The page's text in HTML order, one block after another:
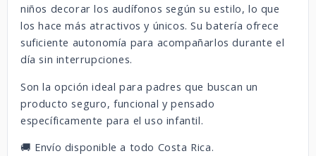
niños decorar los audífonos según su estilo, lo que
los hace más atractivos y únicos. Su batería ofrece
suficiente autonomía para acompañarlos durante el
día sin interrupciones.
Son la opción ideal para padres que buscan un
producto seguro, funcional y pensado
específicamente para el uso infantil.
🚚 Envío disponible a todo Costa Rica.